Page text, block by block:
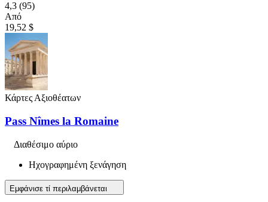
4,3 (95)
Από
19,52 $
Κάρτες Αξιοθέατων
Pass Nîmes la Romaine
Διαθέσιμο αύριο
Ηχογραφημένη ξενάγηση
Εμφάνισε τί περιλαμβάνεται